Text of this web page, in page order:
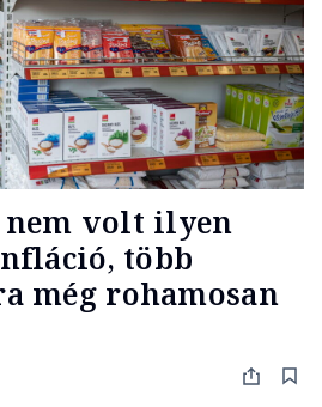
nem volt ilyen
több
még rohamosan